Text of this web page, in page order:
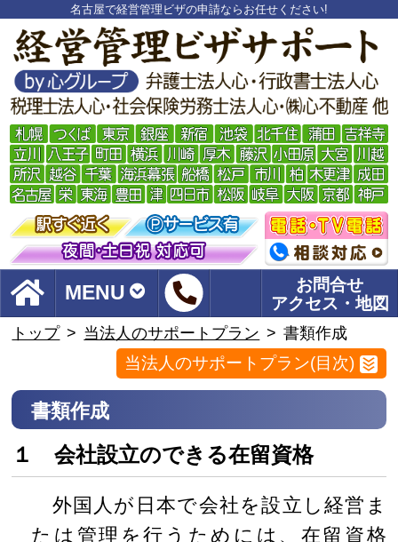
名古屋で経営管理ビザの申請ならお任せください!
MENU
お問合せ
アクセス・地図
トップ 当法人のサポートプラン 書類作成
当法人のサポートプラン(目次)
書類作成
１ 会社設立のできる在留資格
外国人が日本で会社を設立し経営ま
たは管理を行うためには、在留資格